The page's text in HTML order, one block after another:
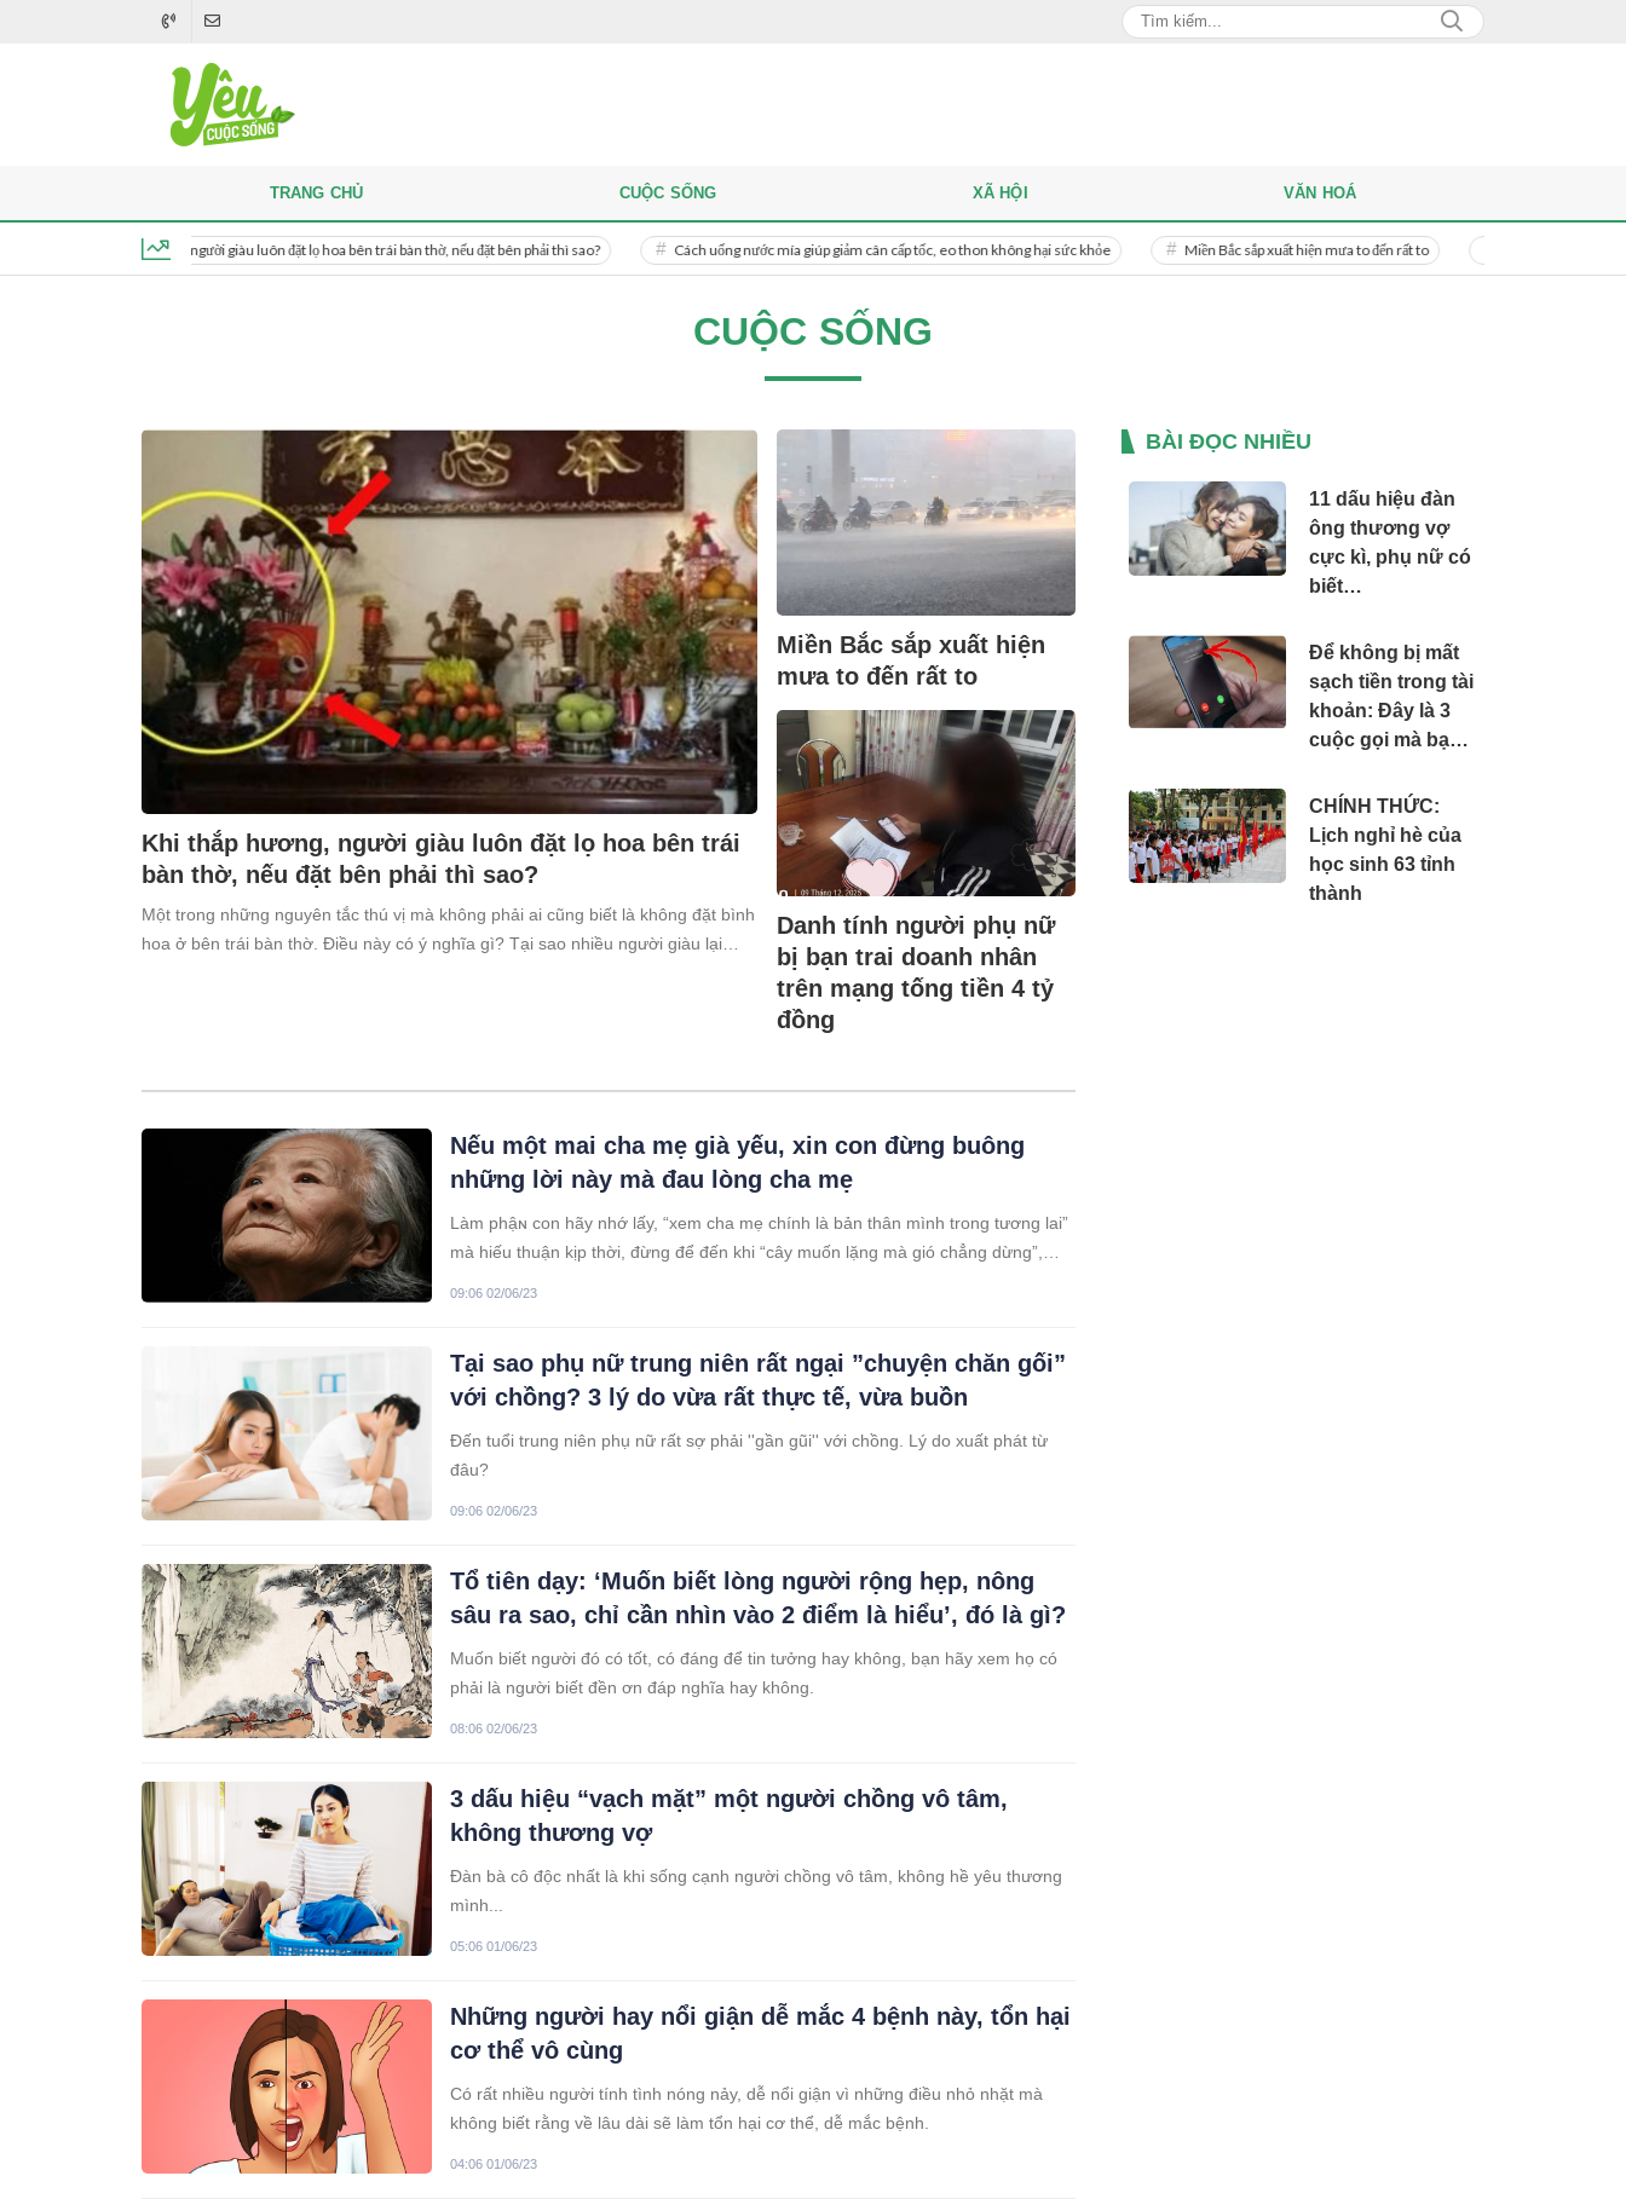
Khi thắp hương, người giàu luôn đặt lọ hoa bên trái bàn thờ, nếu đặt bên phải thì sao? Cách uống nước mía giúp giảm cân cấp tốc, eo thon không hại sức khỏe Miền Bắc sắp xuất hiện mưa to đến rất to Danh tính người phụ nữ bị bạn
TRANG CHỦ CUỘC SỐNG XÃ HỘI VĂN HOÁ
CUỘC SỐNG
Khi thắp hương, người giàu luôn đặt lọ hoa bên trái
bàn thờ, nếu đặt bên phải thì sao?
Một trong những nguyên tắc thú vị mà không phải ai cũng biết là không đặt bình
hoa ở bên trái bàn thờ. Điều này có ý nghĩa gì? Tại sao nhiều người giàu lại
Miền Bắc sắp xuất hiện
mưa to đến rất to
Danh tính người phụ nữ
bị bạn trai doanh nhân
trên mạng tống tiền 4 tỷ
đồng
Nếu một mai cha mẹ già yếu, xin con đừng buông
những lời này mà đau lòng cha mẹ
Làm phậɴ con hãy nhớ lấy, “xem cha mẹ chính là bản thân mình trong tương lai”
mà hiếu thuận kịp thời, đừng để đến khi “cây muốn lặng mà gió chẳng dừng”,
09:06 02/06/23
Tại sao phụ nữ trung niên rất ngại ”chuyện chăn gối”
với chồng? 3 lý do vừa rất thực tế, vừa buồn
Đến tuổi trung niên phụ nữ rất sợ phải ''gần gũi'' với chồng. Lý do xuất phát từ
đâu?
09:06 02/06/23
Tổ tiên dạy: ‘Muốn biết lòng người rộng hẹp, nông
sâu ra sao, chỉ cần nhìn vào 2 điểm là hiểu’, đó là gì?
Muốn biết người đó có tốt, có đáng để tin tưởng hay không, bạn hãy xem họ có
phải là người biết đền ơn đáp nghĩa hay không.
08:06 02/06/23
3 dấu hiệu “vạch mặt” một người chồng vô tâm,
không thương vợ
Đàn bà cô độc nhất là khi sống cạnh người chồng vô tâm, không hề yêu thương
mình...
05:06 01/06/23
Những người hay nổi giận dễ mắc 4 bệnh này, tổn hại
cơ thể vô cùng
Có rất nhiều người tính tình nóng nảy, dễ nổi giận vì những điều nhỏ nhặt mà
không biết rằng về lâu dài sẽ làm tổn hại cơ thể, dễ mắc bệnh.
04:06 01/06/23
BÀI ĐỌC NHIỀU
11 dấu hiệu đàn
ông thương vợ
cực kì, phụ nữ có
biết…
Để không bị mất
sạch tiền trong tài
khoản: Đây là 3
cuộc gọi mà bạn
lập tức
CHÍNH THỨC:
Lịch nghỉ hè của
học sinh 63 tỉnh
thành